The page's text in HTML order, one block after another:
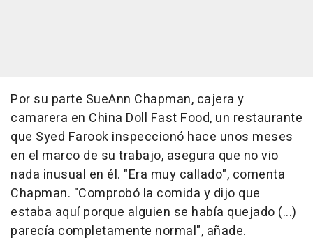
Por su parte SueAnn Chapman, cajera y
camarera en China Doll Fast Food, un restaurante
que Syed Farook inspeccionó hace unos meses
en el marco de su trabajo, asegura que no vio
nada inusual en él. "Era muy callado", comenta
Chapman. "Comprobó la comida y dijo que
estaba aquí porque alguien se había quejado (...)
parecía completamente normal", añade.